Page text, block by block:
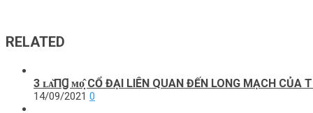
RELATED
3 ʟᴀ̆ПꞬ ᴍᴏ̣̂ CỔ ĐẠI LIÊN QUAN ĐẾN LONG MẠCH CỦA
14/09/2021 0